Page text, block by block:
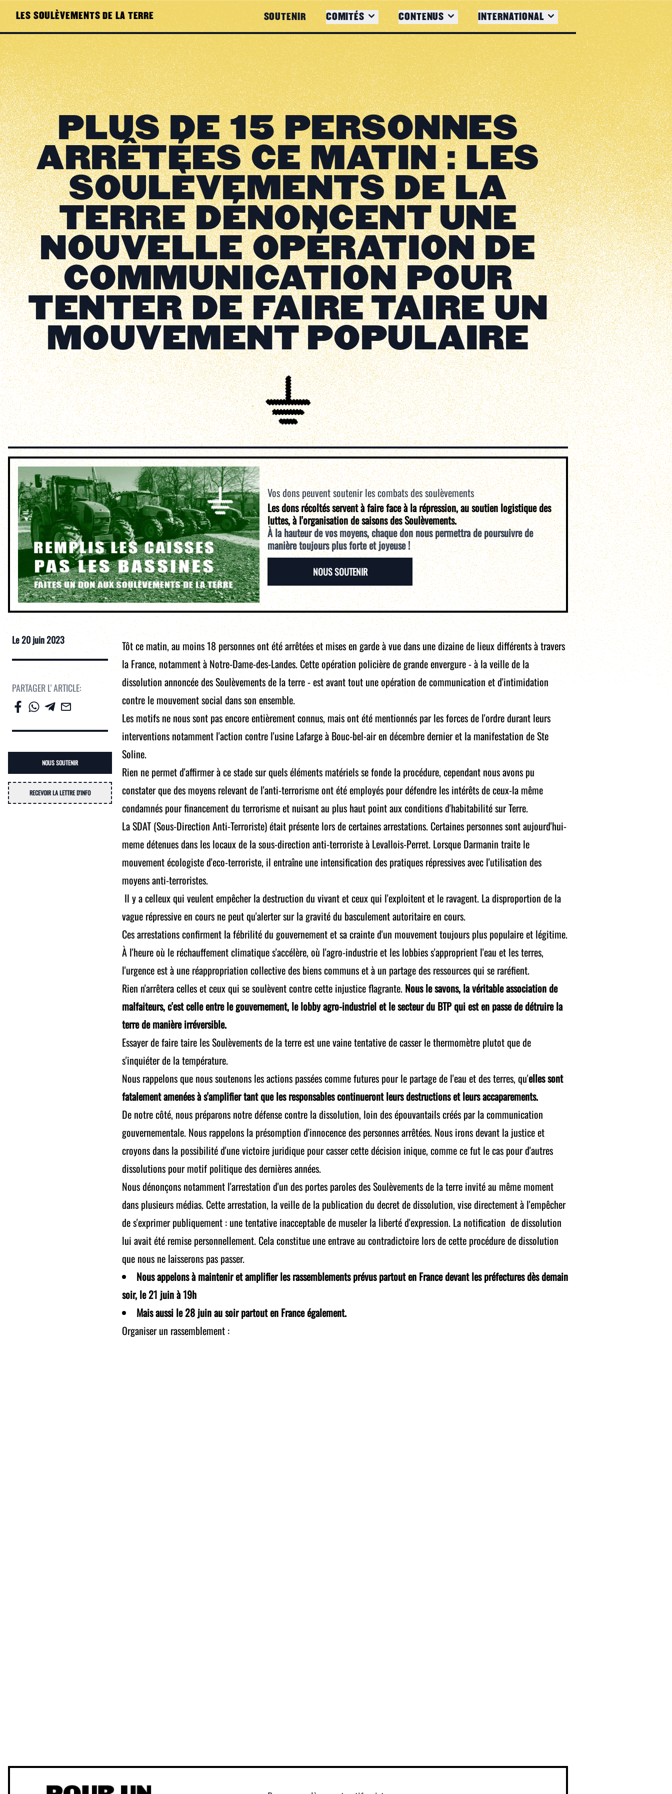
LES SOULÈVEMENTS DE LA TERRE SOUTENIR COMITÉS CONTENUS INTERNATIONAL
PLUS DE 15 PERSONNES
ARRÊTÉES CE MATIN : LES
SOULÈVEMENTS DE LA
TERRE DÉNONCENT UNE
NOUVELLE OPÉRATION DE
COMMUNICATION POUR
TENTER DE FAIRE TAIRE UN
MOUVEMENT POPULAIRE
Vos dons peuvent soutenir les combats des soulèvements
Les dons récoltés servent à faire face à la répression, au soutien logistique des
luttes, à l'organisation de saisons des Soulèvements.
À la hauteur de vos moyens, chaque don nous permettra de poursuivre de
manière toujours plus forte et joyeuse !
NOUS SOUTENIR
Le20 juin 2023
PARTAGER L' ARTICLE:
NOUS SOUTENIR
RECEVOIR LA LETTRE D'INFO
Tôt ce matin, au moins 18 personnes ont été arrêtées et mises en garde à vue dans une dizaine de lieux différents à travers
la France, notamment à Notre-Dame-des-Landes. Cette opération policière de grande envergure - à la veille de la
dissolution annoncée des Soulèvements de la terre - est avant tout une opération de communication et d'intimidation
contre le mouvement social dans son ensemble.
Les motifs ne nous sont pas encore entièrement connus, mais ont été mentionnés par les forces de l'ordre durant leurs
interventions notamment l'action contre l'usine Lafarge à Bouc-bel-air en décembre dernier et la manifestation de Ste
Soline.
Rien ne permet d'affirmer à ce stade sur quels éléments matériels se fonde la procédure, cependant nous avons pu
constater que des moyens relevant de l'anti-terrorisme ont été employés pour défendre les intérêts de ceux-la même
condamnés pour financement du terrorisme et nuisant au plus haut point aux conditions d'habitabilité sur Terre.
La SDAT (Sous-Direction Anti-Terroriste) était présente lors de certaines arrestations. Certaines personnes sont aujourd'hui-
meme détenues dans les locaux de la sous-direction anti-terroriste à Levallois-Perret. Lorsque Darmanin traite le
mouvement écologiste d'eco-terroriste, il entraîne une intensification des pratiques répressives avec l'utilisation des
moyens anti-terroristes.
Il y a celleux qui veulent empêcher la destruction du vivant et ceux qui l'exploitent et le ravagent. La disproportion de la
vague répressive en cours ne peut qu'alerter sur la gravité du basculement autoritaire en cours.
Ces arrestations confirment la fébrilité du gouvernement et sa crainte d'un mouvement toujours plus populaire et légitime.
À l'heure où le réchauffement climatique s'accélère, où l'agro-industrie et les lobbies s'approprient l'eau et les terres,
l'urgence est à une réappropriation collective des biens communs et à un partage des ressources qui se raréfient.
Rien n'arrêtera celles et ceux qui se soulèvent contre cette injustice flagrante. Nous le savons, la véritable association de
malfaiteurs, c'est celle entre le gouvernement, le lobby agro-industriel et le secteur du BTP qui est en passe de détruire la
terre de manière irréversible.
Essayer de faire taire les Soulèvements de la terre est une vaine tentative de casser le thermomètre plutot que de
s'inquiéter de la température.
Nous rappelons que nous soutenons les actions passées comme futures pour le partage de l'eau et des terres, qu'elles sont
fatalement amenées à s'amplifier tant que les responsables continueront leurs destructions et leurs accaparements.
De notre côté, nous préparons notre défense contre la dissolution, loin des épouvantails créés par la communication
gouvernementale. Nous rappelons la présomption d'innocence des personnes arrêtées. Nous irons devant la justice et
croyons dans la possibilité d'une victoire juridique pour casser cette décision inique, comme ce fut le cas pour d'autres
dissolutions pour motif politique des dernières années.
Nous dénonçons notamment l'arrestation d'un des portes paroles des Soulèvements de la terre invité au même moment
dans plusieurs médias. Cette arrestation, la veille de la publication du decret de dissolution, vise directement à l'empêcher
de s'exprimer publiquement : une tentative inacceptable de museler la liberté d'expression. La notification de dissolution
lui avait été remise personnellement. Cela constitue une entrave au contradictoire lors de cette procédure de dissolution
que nous ne laisserons pas passer.
Nous appelons à maintenir et amplifier les rassemblements prévus partout en France devant les préfectures dès demain
soir, le 21 juin à 19h
Mais aussi le 28 juin au soir partout en France également.
Organiser un rassemblement :